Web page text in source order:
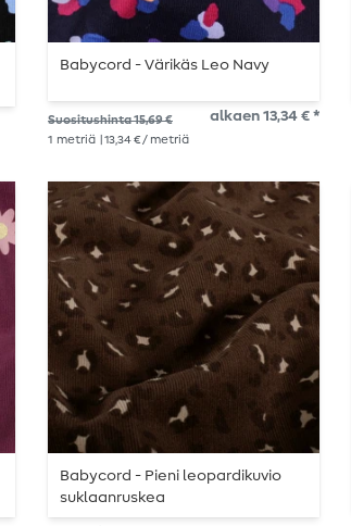
Babycord - Värikäs Leo Navy
Suositushinta 15,69 € alkaen 13,34 € *
1 metriä | 13,34 € / metriä
Babycord - Pieni leopardikuvio
suklaanruskea